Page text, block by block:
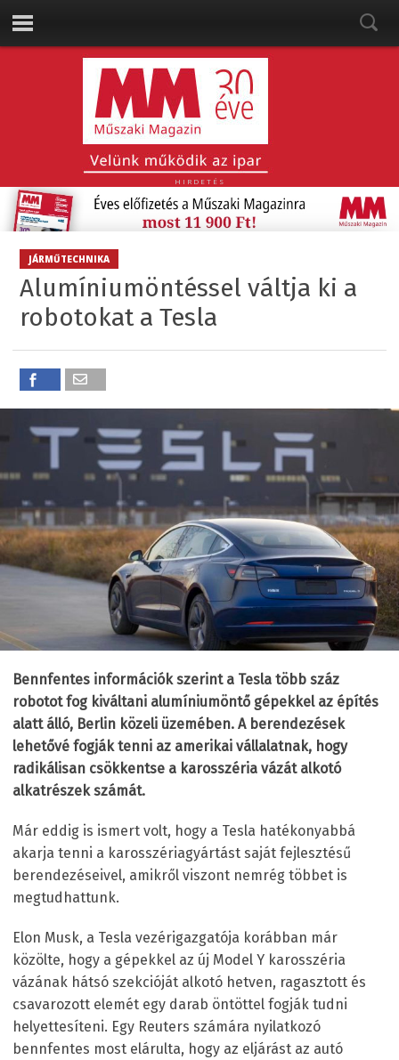
HIRDETÉS
JÁRMŰTECHNIKA
Alumíniumöntéssel váltja ki a
robotokat a Tesla
Bennfentes információk szerint a Tesla több száz
robotot fog kiváltani alumíniumöntő gépekkel az építés
alatt álló, Berlin közeli üzemében. A berendezések
lehetővé fogják tenni az amerikai vállalatnak, hogy
radikálisan csökkentse a karosszéria vázát alkotó
alkatrészek számát.
Már eddig is ismert volt, hogy a Tesla hatékonyabbá
akarja tenni a karosszériagyártást saját fejlesztésű
berendezéseivel, amikről viszont nemrég többet is
megtudhattunk.
Elon Musk, a Tesla vezérigazgatója korábban már
közölte, hogy a gépekkel az új Model Y karosszéria
vázának hátsó szekcióját alkotó hetven, ragasztott és
csavarozott elemét egy darab öntöttel fogják tudni
helyettesíteni. Egy Reuters számára nyilatkozó
bennfentes most elárulta, hogy az eljárást az autó